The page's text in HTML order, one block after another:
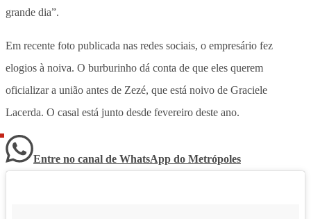
grande dia”.
Em recente foto publicada nas redes sociais, o empresário fez
elogios à noiva. O burburinho dá conta de que eles querem
oficializar a união antes de Zezé, que está noivo de Graciele
Lacerda. O casal está junto desde fevereiro deste ano.
Entre no canal de WhatsApp do Metrópoles